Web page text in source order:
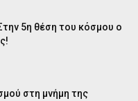
5η θέση του κόσμου ο
στη μνήμη της